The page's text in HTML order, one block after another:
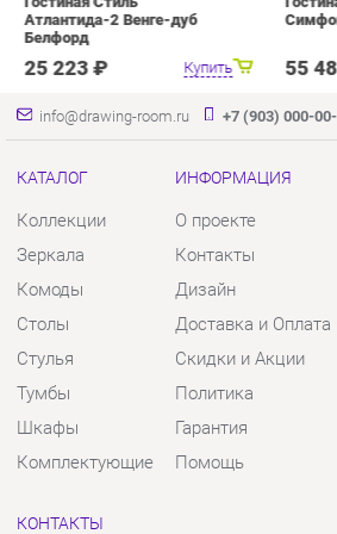
Коллекции
Зеркала
Комоды
Столы
Стулья
Контакты
Дизайн
Доставка и Оплата
Скидки и Акции
КОНТАКТЫ
Шоурум и склад самовывоза
Адрес: г. Екатеринбург, пер.
Базовый, 47
Телефон: +7 (903) 000-00-00